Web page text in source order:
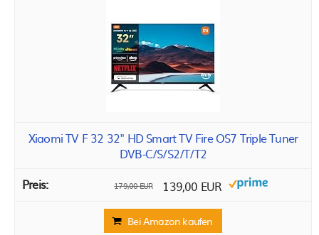
Xiaomi TV F 32 32" HD Smart TV Fire OS7 Triple Tuner
DVB-C/S/S2/T/T2
179,00 EUR 139,00 EUR
Bei Amazon kaufen